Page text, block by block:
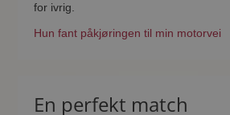
for ivrig.
Hun fant påkjøringen til min motorvei
En perfekt match